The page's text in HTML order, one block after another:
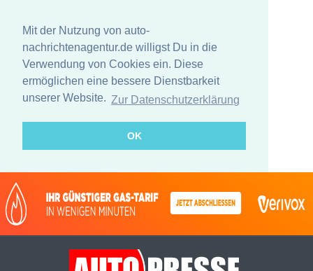
Mit der Nutzung von auto-
nachrichtenagentur.de willigst Du in die
Verwendung von Cookies ein. Diese
ermöglichen eine bessere Dienstbarkeit
unserer Website. Zur Datenschutzerklärung
OK